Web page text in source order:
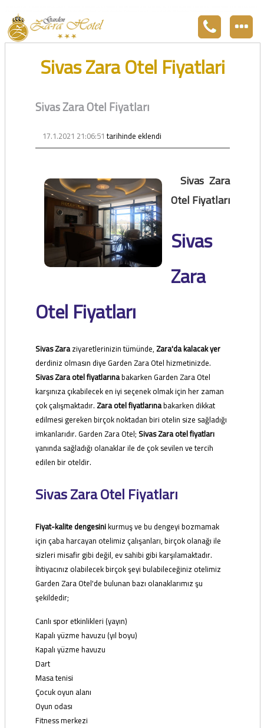
Sivas Zara Otel Fiyatlari
Sivas Zara Otel Fiyatları
17.1.2021 21:06:51 tarihinde eklendi
Sivas Zara
Otel Fiyatları
Sivas
Zara
Otel Fiyatları
Sivas Zaraziyaretlerinizin tümünde,Zara'da kalacak yer
derdiniz olmasın diye Garden Zara Otel hizmetinizde.
Sivas Zara otel fiyatlarınabakarken Garden Zara Otel
karşınıza çıkabilecek en iyi seçenek olmak için her zaman
çok çalışmaktadır.Zara otel fiyatlarınabakarken dikkat
edilmesi gereken birçok noktadan biri otelin size sağladığı
imkanlarıdır. Garden Zara Otel; Sivas Zara otel fiyatları
yanında sağladığı olanaklar ile de çok sevilen ve tercih
edilen bir oteldir.
Sivas Zara Otel Fiyatları
Fiyat-kalite dengesinikurmuş ve bu dengeyi bozmamak
için çaba harcayan otelimiz çalışanları, birçok olanağı ile
sizleri misafir gibi değil, ev sahibi gibi karşılamaktadır.
İhtiyacınız olabilecek birçok şeyi bulabileceğiniz otelimiz
Garden Zara Otel'de bulunan bazı olanaklarımız şu
şekildedir;
Canlı spor etkinlikleri (yayın)
Kapalı yüzme havuzu (yıl boyu)
Kapalı yüzme havuzu
Dart
Masa tenisi
Çocuk oyun alanı
Oyun odası
Fitness merkezi